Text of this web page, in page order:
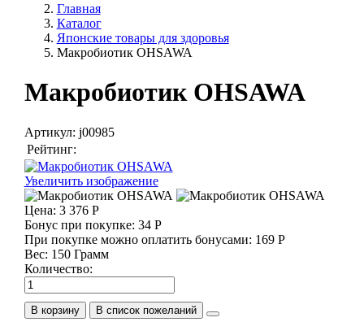
Главная
Каталог
Японские товары для здоровья
Макробиотик OHSAWA
Макробиотик OHSAWA
Артикул: j00985
Рейтинг:
Увеличить изображение
Цена: 3 376 Р
Бонус при покупке: 34 Р
При покупке можно оплатить бонусами: 169 Р
Вес: 150 Грамм
Количество:
В корзину